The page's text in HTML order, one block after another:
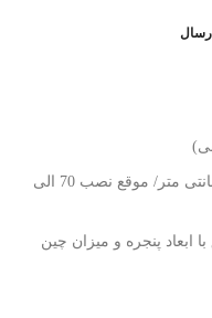
145 سانتی متر/ موقع نصب 70 الی
ابعاد پنجره و میزان چین